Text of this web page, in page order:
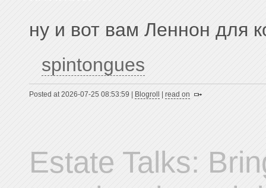
ну и вот вам Леннон для
spintongues
Posted at 2026-07-25 08:53:59 | Blogroll | read on
Estate Talks: